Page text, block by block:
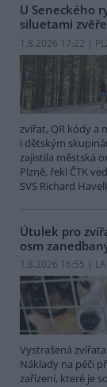
U Seneckého
siluetami zvěře
1.8.2026 17:22 |
zvířat, QR kódy a
i dětským
zajistila městská
Plzně, řekl ČTK
SVS Richard
Útulek pro
osm
1.8.2026 16:55 |
Vystrašená
Náklady na péči
zařízení, které je